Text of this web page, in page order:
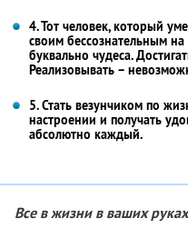
4. Тот человек, который
своим бессознательным
буквально чудеса.
Реализовывать –
5. Стать везунчиком по
настроении и получать
абсолютно каждый.
Все в жизни в ваших